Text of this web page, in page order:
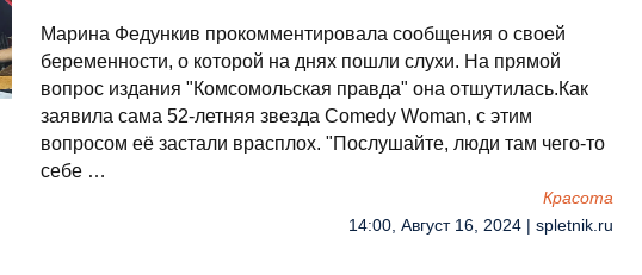
Марина Федункив прокомментировала сообщения о своей
беременности, о которой на днях пошли слухи. На прямой
вопрос издания "Комсомольская правда" она отшутилась.Как
заявила сама 52-летняя звезда Comedy Woman, с этим
вопросом её застали врасплох. "Послушайте, люди там чего-то
себе …
Красота
14:00, Август 16, 2024 | spletnik.ru